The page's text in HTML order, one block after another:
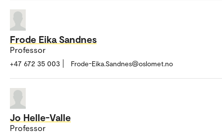
Frode Eika Sandnes
Professor
+47 672 35 003 Frode-Eika.Sandnes@oslomet.no
Jo Helle-Valle
Professor